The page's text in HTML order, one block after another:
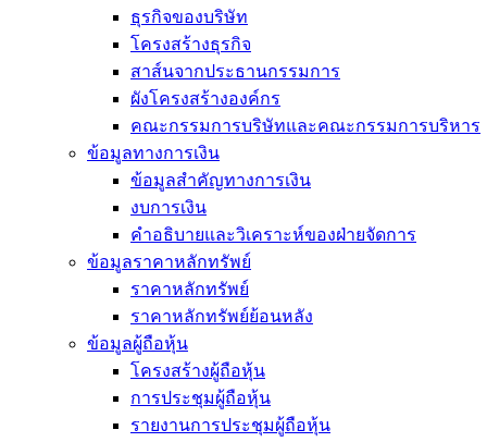
ธุรกิจของบริษัท
โครงสร้างธุรกิจ
สาส์นจากประธานกรรมการ
ผังโครงสร้างองค์กร
คณะกรรมการบริษัทและคณะกรรมการบริหาร
ข้อมูลทางการเงิน
ข้อมูลสำคัญทางการเงิน
งบการเงิน
คำอธิบายและวิเคราะห์ของฝ่ายจัดการ
ข้อมูลราคาหลักทรัพย์
ราคาหลักทรัพย์
ราคาหลักทรัพย์ย้อนหลัง
ข้อมูลผู้ถือหุ้น
โครงสร้างผู้ถือหุ้น
การประชุมผู้ถือหุ้น
รายงานการประชุมผู้ถือหุ้น